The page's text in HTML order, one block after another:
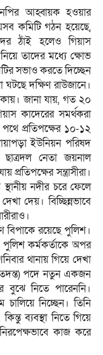
আহ্বায়ক হওয়ার
কমিটি গঠন হয়েছে,
ঠাঁই হলেও গিয়াস
তাদের মধ্যে ক্ষোভ
সভাও করতে দিচ্ছেন
ঘটছে দক্ষিণ রাউজানে।
জানা যায়, গত ২০
কাদেরের সমর্থকরা
প্রতিপক্ষের ১০-১২
ইউনিয়ন পরিষদ
নেতা জয়নাল
সন্ত্রাসীরা।
নদীর চরে ফেলে
দেয়। বিচ্ছিন্নভাবে
বিপাকে রয়েছে পুলিশ।
কর্মকর্তাকে অপর
থানায় গিয়ে দেখা
পদে নতুন একজন
বুঝে নিতে পারেননি।
নিচ্ছেন। তিনি
ব্যবস্থা নিতে গিয়ে
কাজ করে